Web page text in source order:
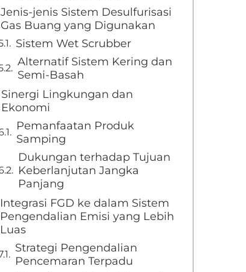
Jenis-jenis Sistem Desulfurisasi
Gas Buang yang Digunakan
Sistem Wet Scrubber
Alternatif Sistem Kering dan
Semi-Basah
Sinergi Lingkungan dan
Ekonomi
Pemanfaatan Produk
Samping
Dukungan terhadap Tujuan
Keberlanjutan Jangka
Panjang
Integrasi FGD ke dalam Sistem
Pengendalian Emisi yang Lebih
Luas
Strategi Pengendalian
Pencemaran Terpadu